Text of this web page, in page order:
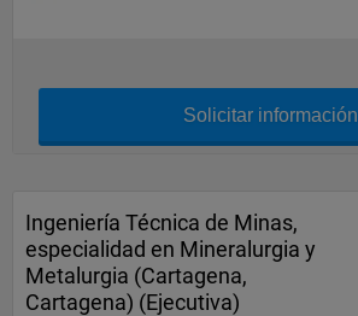
Solicitar información
Ingeniería Técnica de Minas,
especialidad en Mineralurgia y
Metalurgia (Cartagena,
Cartagena) (Ejecutiva)